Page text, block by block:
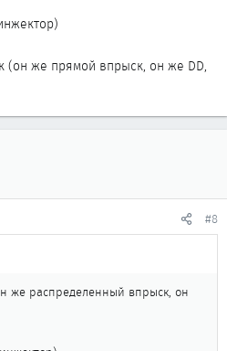
(он же прямой впрыск, он же DD,
#8
же распределенный впрыск, он